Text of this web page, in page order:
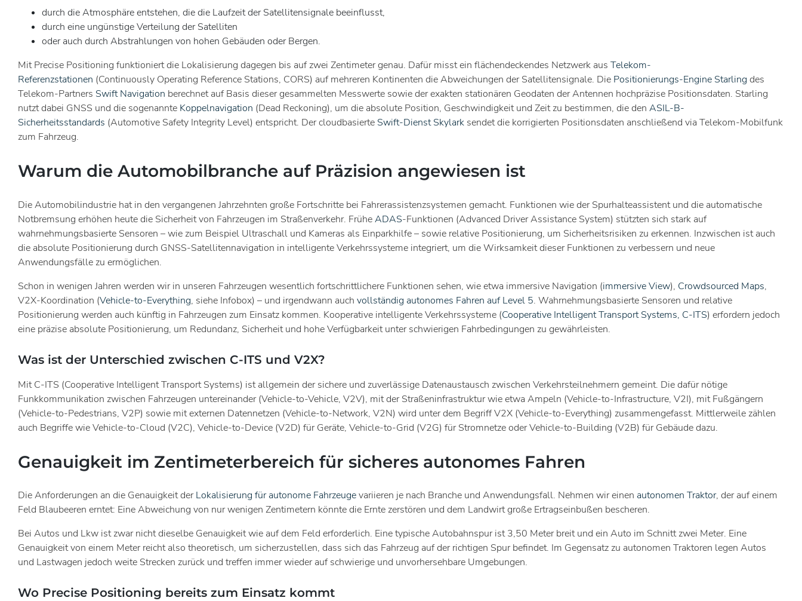
durch die Atmosphäre entstehen, die die Laufzeit der Satellitensignale beeinflusst,
durch eine ungünstige Verteilung der Satelliten
oder auch durch Abstrahlungen von hohen Gebäuden oder Bergen.
Mit Precise Positioning funktioniert die Lokalisierung dagegen bis auf zwei Zentimeter genau. Dafür misst ein flächendeckendes Netzwerk aus Telekom-
Referenzstationen (Continuously Operating Reference Stations, CORS) auf mehreren Kontinenten die Abweichungen der Satellitensignale. Die Positionierungs-Engine Starling des
Telekom-Partners Swift Navigation berechnet auf Basis dieser gesammelten Messwerte sowie der exakten stationären Geodaten der Antennen hochpräzise Positionsdaten. Starling
nutzt dabei GNSS und die sogenannte Koppelnavigation (Dead Reckoning), um die absolute Position, Geschwindigkeit und Zeit zu bestimmen, die den ASIL-B-
Sicherheitsstandards (Automotive Safety Integrity Level) entspricht. Der cloudbasierte Swift-Dienst Skylark sendet die korrigierten Positionsdaten anschließend via Telekom-Mobilfunk
zum Fahrzeug.
Warum die Automobilbranche auf Präzision angewiesen ist
Die Automobilindustrie hat in den vergangenen Jahrzehnten große Fortschritte bei Fahrerassistenzsystemen gemacht. Funktionen wie der Spurhalteassistent und die automatische
Notbremsung erhöhen heute die Sicherheit von Fahrzeugen im Straßenverkehr. FrüheADAS-Funktionen (Advanced Driver Assistance System) stützten sich stark auf
wahrnehmungsbasierte Sensoren – wie zum Beispiel Ultraschall und Kameras als Einparkhilfe – sowie relative Positionierung, um Sicherheitsrisiken zu erkennen. Inzwischen ist auch
die absolute Positionierung durch GNSS-Satellitennavigation in intelligente Verkehrssysteme integriert, um die Wirksamkeit dieser Funktionen zu verbessern und neue
Anwendungsfälle zu ermöglichen.
Schon in wenigen Jahren werden wir in unseren Fahrzeugen wesentlich fortschrittlichere Funktionen sehen, wie etwa immersive Navigation (immersive View), Crowdsourced Maps,
V2X-Koordination (Vehicle-to-Everything, siehe Infobox) – und irgendwann auch vollständig autonomes Fahren auf Level 5. Wahrnehmungsbasierte Sensoren und relative
Positionierung werden auch künftig in Fahrzeugen zum Einsatz kommen. Kooperative intelligente Verkehrssysteme (Cooperative Intelligent Transport Systems, C-ITS) erfordern jedoch
eine präzise absolute Positionierung, um Redundanz, Sicherheit und hohe Verfügbarkeit unter schwierigen Fahrbedingungen zu gewährleisten.
Was ist der Unterschied zwischen C-ITS und V2X?
Mit C-ITS (Cooperative Intelligent Transport Systems) ist allgemein der sichere und zuverlässige Datenaustausch zwischen Verkehrsteilnehmern gemeint. Die dafür nötige
Funkkommunikation zwischen Fahrzeugen untereinander (Vehicle-to-Vehicle, V2V), mit der Straßeninfrastruktur wie etwa Ampeln (Vehicle-to-Infrastructure, V2I), mit Fußgängern
(Vehicle-to-Pedestrians, V2P) sowie mit externen Datennetzen (Vehicle-to-Network, V2N) wird unter dem Begriff V2X (Vehicle-to-Everything) zusammengefasst. Mittlerweile zählen
auch Begriffe wie Vehicle-to-Cloud (V2C), Vehicle-to-Device (V2D) für Geräte, Vehicle-to-Grid (V2G) für Stromnetze oder Vehicle-to-Building (V2B) für Gebäude dazu.
Genauigkeit im Zentimeterbereich für sicheres autonomes Fahren
Die Anforderungen an die Genauigkeit derLokalisierung für autonome Fahrzeugevariieren je nach Branche und Anwendungsfall. Nehmen wir einen autonomen Traktor, der auf einem
Feld Blaubeeren erntet: Eine Abweichung von nur wenigen Zentimetern könnte die Ernte zerstören und dem Landwirt große Ertragseinbußen bescheren.
Bei Autos und Lkw ist zwar nicht dieselbe Genauigkeit wie auf dem Feld erforderlich. Eine typische Autobahnspur ist 3,50 Meter breit und ein Auto im Schnitt zwei Meter. Eine
Genauigkeit von einem Meter reicht also theoretisch, um sicherzustellen, dass sich das Fahrzeug auf der richtigen Spur befindet. Im Gegensatz zu autonomen Traktoren legen Autos
und Lastwagen jedoch weite Strecken zurück und treffen immer wieder auf schwierige und unvorhersehbare Umgebungen.
Wo Precise Positioning bereits zum Einsatz kommt